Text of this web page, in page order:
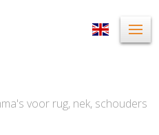
voor rug, nek, schouders